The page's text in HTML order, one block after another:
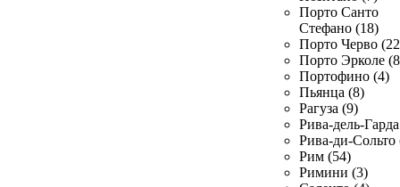
Порто Санто
Стефано (18)
Порто Черво
Порто Эрколе
Портофино (4)
Пьянца (8)
Рагуза (9)
Рива-дель-
Рива-ди-Сольто
Рим (54)
Римини (3)